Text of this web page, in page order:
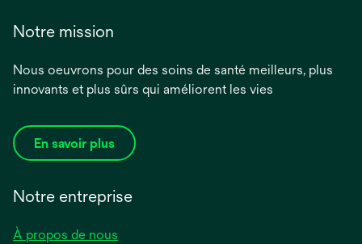
Notre mission
Nous oeuvrons pour des soins de santé meilleurs, plus
innovants et plus sûrs qui améliorent les vies
En savoir plus
Notre entreprise
À propos de nous